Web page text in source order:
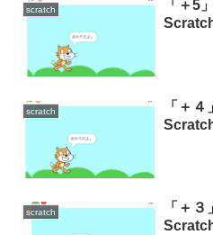
scratch
「＋5
scratch
「＋
scratch
「＋